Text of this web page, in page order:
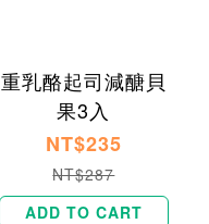
重乳酪起司減醣貝
果3入
NT$235
NT$287
ADD TO CART